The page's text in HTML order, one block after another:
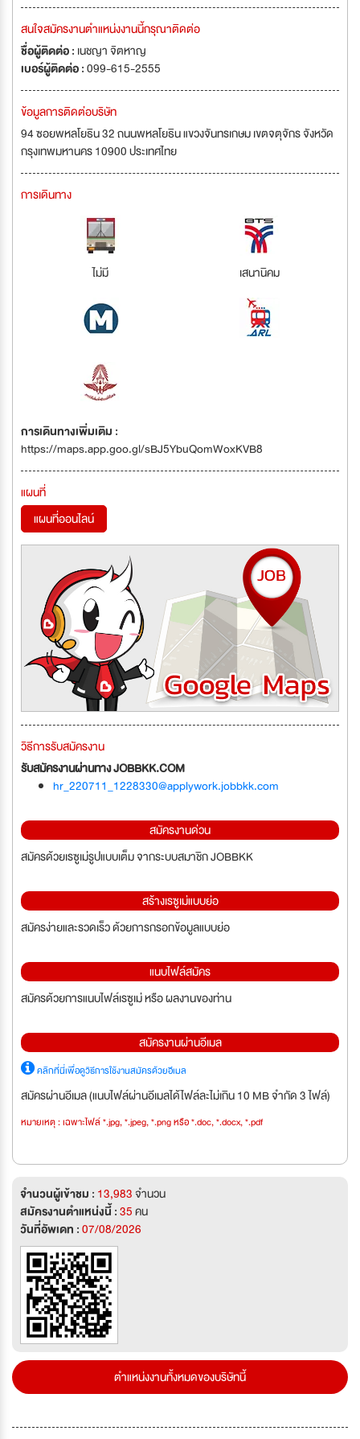
สนใจสมัครงานตำแหน่งงานนี้กรุณาติดต่อ
ชื่อผู้ติดต่อ : เนชญา จิตหาญ
เบอร์ผู้ติดต่อ :099-615-2555
ข้อมูลการติดต่อบริษัท
94 ซอยพหลโยธิน 32 ถนนพหลโยธิน แขวงจันทรเกษม เขตจตุจักร จังหวัด
กรุงเทพมหานคร 10900 ประเทศไทย
การเดินทาง
ไม่มี เสนานิคม
การเดินทางเพิ่มเติม :
https://maps.app.goo.gl/sBJ5YbuQomWoxKVB8
แผนที่
แผนที่ออนไลน์
วิธีการรับสมัครงาน
รับสมัครงานผ่านทาง JOBBKK.COM
hr_220711_1228330@applywork.jobbkk.com
สมัครงานด่วน
สมัครด้วยเรซูเม่รูปแบบเต็ม จากระบบสมาชิก JOBBKK
สร้างเรซูเม่แบบย่อ
สมัครง่ายและรวดเร็ว ด้วยการกรอกข้อมูลแบบย่อ
แนบไฟล์สมัคร
สมัครด้วยการแนบไฟล์เรซูเม่ หรือ ผลงานของท่าน
สมัครงานผ่านอีเมล
คลิกที่นี่เพื่อดูวิธีการใช้งานสมัครด้วยอีเมล
สมัครผ่านอีเมล (แนบไฟล์ผ่านอีเมลได้ไฟล์ละไม่เกิน 10 MB จำกัด 3 ไฟล์)
หมายเหตุ : เฉพาะไฟล์ *.jpg, *.jpeg, *.png หรือ *.doc, *.docx, *.pdf
จำนวนผู้เข้าชม : 13,983จำนวน
สมัครงานตำแหน่งนี้ :35คน
วันที่อัพเดท :07/08/2026
ตำแหน่งงานทั้งหมดของบริษัทนี้